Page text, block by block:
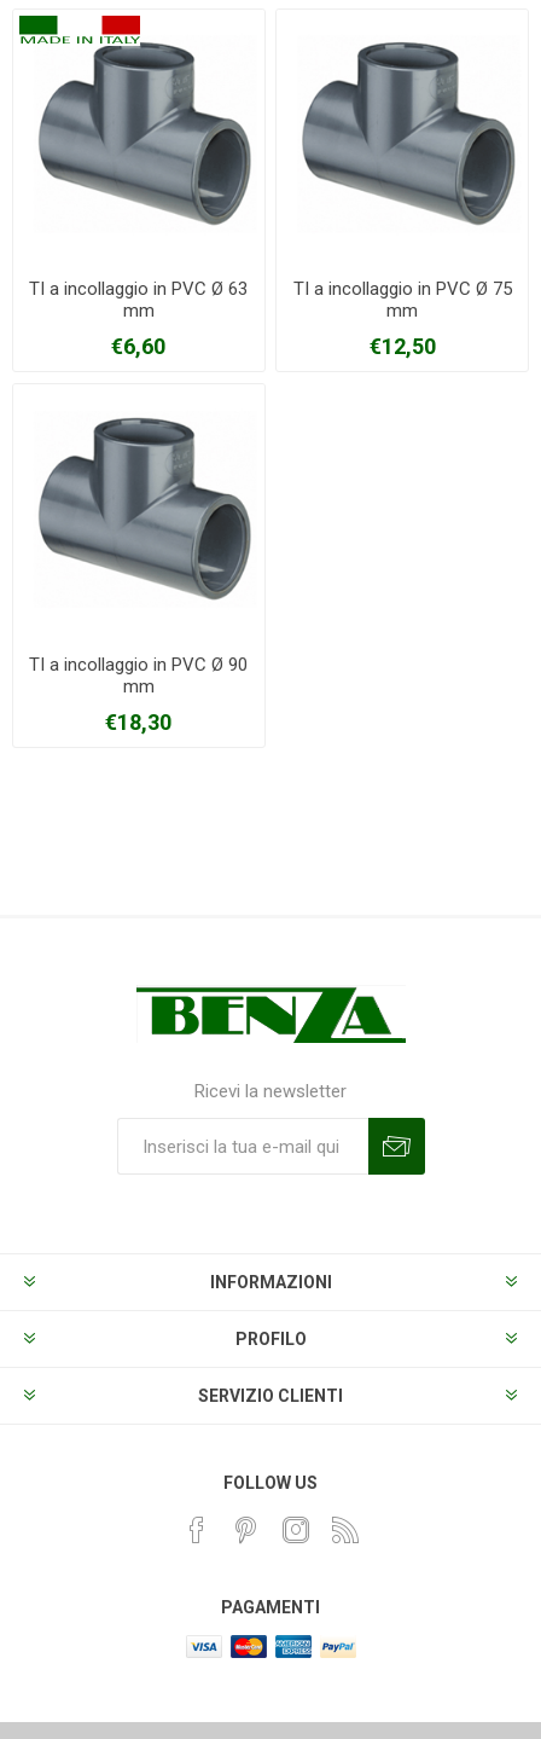
TI a incollaggio in PVC Ø 63
mm
€6,60
TI a incollaggio in PVC Ø 75
mm
€12,50
TI a incollaggio in PVC Ø 90
mm
€18,30
Ricevi la newsletter
INFORMAZIONI
PROFILO
SERVIZIO CLIENTI
FOLLOW US
PAGAMENTI